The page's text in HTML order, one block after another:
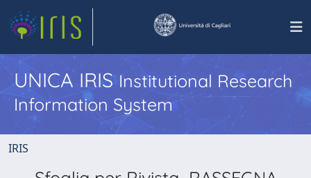
UNICA IRISInstitutional Research
Information System
IRIS